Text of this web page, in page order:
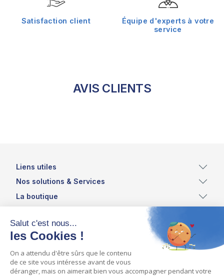
Satisfaction client
Équipe d'experts à votre
service
AVIS CLIENTS
Liens utiles
Nos solutions & Services
La boutique
Inscrivez vous à notre newsletter et recevez les
dernières actualités et offres du moment !
ASSISTEAUX - ZI DES TRANCHIS - COUHE
86700 VALENCE-EN-POITOU